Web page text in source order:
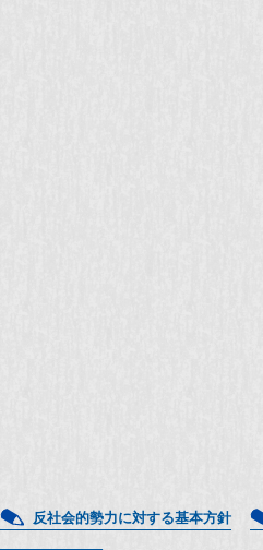
反社会的勢力に対する基本方針